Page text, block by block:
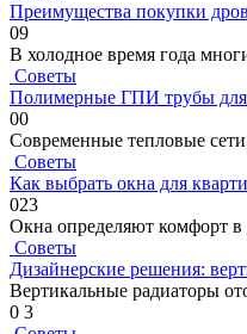
Преимущества покупки
09
В холодное время года
Советы
Полимерные ГПИ трубы для
00
Современные тепловые
Советы
Как выбрать окна для
023
Окна определяют комфорт в
Советы
Дизайнерские решения:
Вертикальные радиаторы
0 3